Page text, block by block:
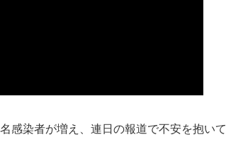
感染者が増え、連日の報道で不安を抱いて